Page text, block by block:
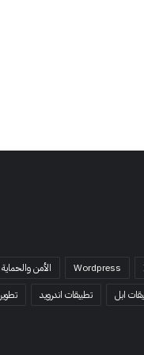
Wordpress الأمن والحماية
ابل تطبيقات اندرويد تطوير